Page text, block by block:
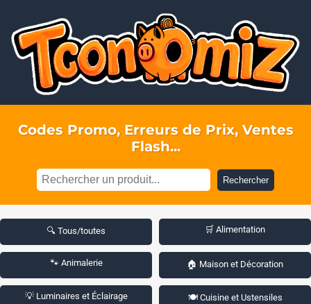
Codes Promo, Erreurs de Prix, Ventes
Flash...
Rechercher
🔍 Tous/toutes 🛒 Alimentation
🐾 Animalerie 🏠 Maison et Décoration
💡 Luminaires et Éclairage 🍽️ Cuisine et Ustensiles